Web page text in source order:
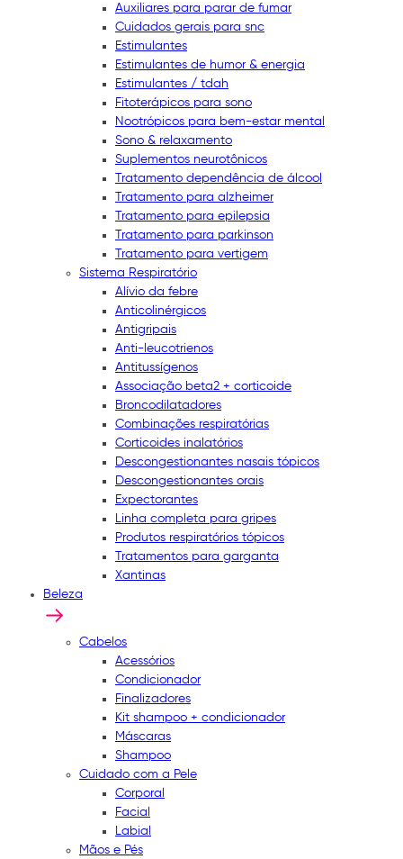
Auxiliares para parar de fumar
Cuidados gerais para snc
Estimulantes
Estimulantes de humor & energia
Estimulantes / tdah
Fitoterápicos para sono
Nootrópicos para bem-estar mental
Sono & relaxamento
Suplementos neurotônicos
Tratamento dependência de álcool
Tratamento para alzheimer
Tratamento para epilepsia
Tratamento para parkinson
Tratamento para vertigem
Sistema Respiratório
Alívio da febre
Anticolinérgicos
Antigripais
Anti-leucotrienos
Antitussígenos
Associação beta2 + corticoide
Broncodilatadores
Combinações respiratórias
Corticoides inalatórios
Descongestionantes nasais tópicos
Descongestionantes orais
Expectorantes
Linha completa para gripes
Produtos respiratórios tópicos
Tratamentos para garganta
Xantinas
Beleza
Cabelos
Acessórios
Condicionador
Finalizadores
Kit shampoo + condicionador
Máscaras
Shampoo
Cuidado com a Pele
Corporal
Facial
Labial
Mãos e Pés